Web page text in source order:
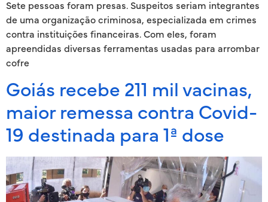
Sete pessoas foram presas. Suspeitos seriam integrantes
de uma organização criminosa, especializada em crimes
contra instituições financeiras. Com eles, foram
apreendidas diversas ferramentas usadas para arrombar
cofre
Goiás recebe 211 mil vacinas,
maior remessa contra Covid-
19 destinada para 1ª dose